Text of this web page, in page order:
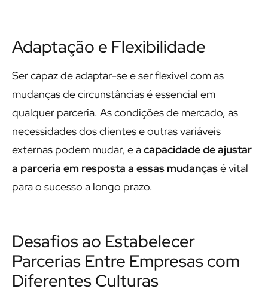
Adaptação e Flexibilidade
Ser capaz de adaptar-se e ser flexível com as
mudanças de circunstâncias é essencial em
qualquer parceria. As condições de mercado, as
necessidades dos clientes e outras variáveis
externas podem mudar, e acapacidade de ajustar
a parceria em resposta a essas mudançasé vital
para o sucesso a longo prazo.
Desafios ao Estabelecer
Parcerias Entre Empresas com
Diferentes Culturas